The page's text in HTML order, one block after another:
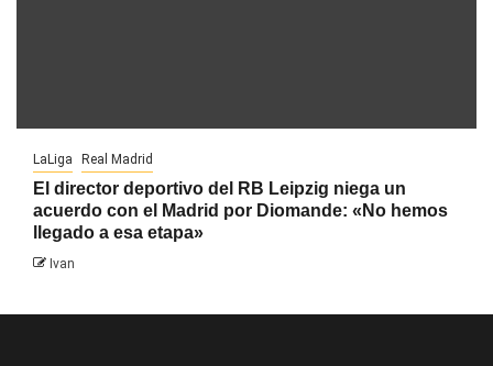
LaLiga Real Madrid
El director deportivo del RB Leipzig niega un
acuerdo con el Madrid por Diomande: «No hemos
llegado a esa etapa»
Ivan